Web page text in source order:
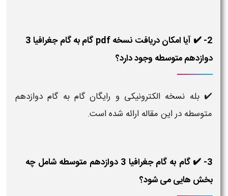
2- ✔️ آیا امکان دریافت نسخه pdf گام به گام جغرافیا 3
دوازدهم متوسطه وجود دارد؟
✔️ بله نسخه الکترونیکی و رایگان گام به گام دوازدهم
متوسطه در این مقاله ارائه شده است.
3- ✔️ گام به گام جغرافیا 3 دوازدهم متوسطه شامل چه
بخش هایی می شود؟